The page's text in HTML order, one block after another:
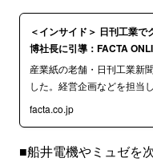
＜インサイド＞ 日刊工業
博社長に引導：FACTA
産業紙の老舗・日刊工業新
した。経営企画などを担当
facta.co.jp
■船井電機やミュゼを